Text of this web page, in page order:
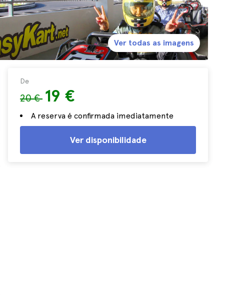
De
20 € 19 €
A reserva é confirmada imediatamente
Ver disponibilidade
Ver todas as imagens